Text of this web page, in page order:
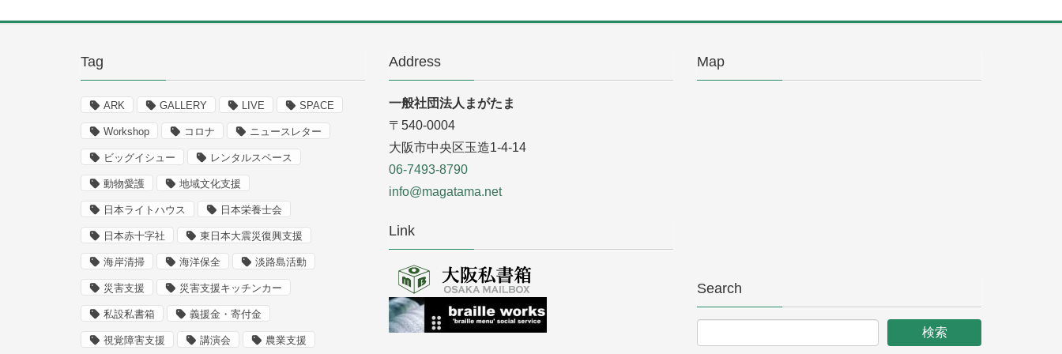
Tag
ARK GALLERY LIVE SPACE
Workshop コロナ ニュースレター
ビッグイシュー レンタルスペース
動物愛護 地域文化支援
日本ライトハウス 日本栄養士会
日本赤十字社 東日本大震災復興支援
海岸清掃 海洋保全 淡路島活動
災害支援 災害支援キッチンカー
私設私書箱 義援金・寄付金
視覚障害支援 講演会 農業支援
Address
一般社団法人まがたま
〒540-0004
大阪市中央区玉造1-4-14
06-7493-8790
info@magatama.net
Link
Map
Search